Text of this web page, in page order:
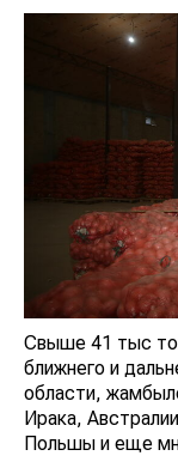
Свыше 41 тыс
ближнего и
области,
Ирака,
Польшы и еще